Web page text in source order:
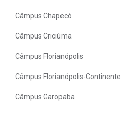
Câmpus Chapecó
Câmpus Criciúma
Câmpus Florianópolis
Câmpus Florianópolis-Continente
Câmpus Garopaba